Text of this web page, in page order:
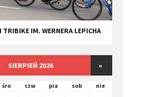
IM. WERNERA LEPICHA
SIERPIEŃ 2026 »
śro czw pia sob nie